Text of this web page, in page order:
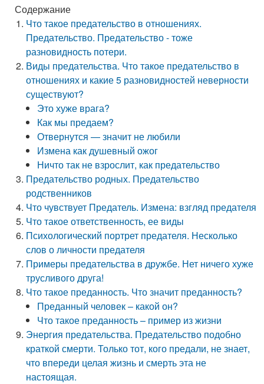
Содержание
Что такое предательство в отношениях.
Предательство. Предательство - тоже
разновидность потери.
Виды предательства. Что такое предательство в
отношениях и какие 5 разновидностей неверности
существуют?
Это хуже врага?
Как мы предаем?
Отвернутся — значит не любили
Измена как душевный ожог
Ничто так не взрослит, как предательство
Предательство родных. Предательство
родственников
Что чувствует Предатель. Измена: взгляд предателя
Что такое ответственность, ее виды
Психологический портрет предателя. Несколько
слов о личности предателя
Примеры предательства в дружбе. Нет ничего хуже
трусливого друга!
Что такое преданность. Что значит преданность?
Преданный человек – какой он?
Что такое преданность – пример из жизни
Энергия предательства. Предательство подобно
краткой смерти. Только тот, кого предали, не знает,
что впереди целая жизнь и смерть эта не
настоящая.